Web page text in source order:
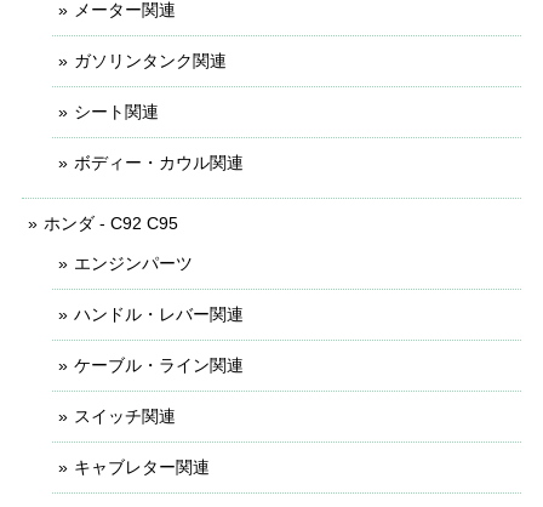
メーター関連
ガソリンタンク関連
シート関連
ボディー・カウル関連
ホンダ - C92 C95
エンジンパーツ
ハンドル・レバー関連
ケーブル・ライン関連
スイッチ関連
キャブレター関連